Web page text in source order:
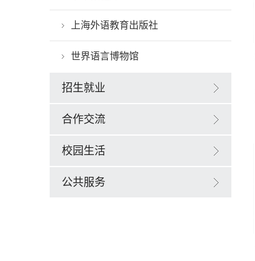
上海外语教育出版社
世界语言博物馆
招生就业
合作交流
校园生活
公共服务